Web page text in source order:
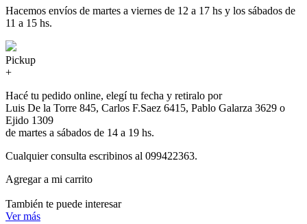
Hacemos envíos de martes a viernes de 12 a 17 hs y los sábados de
11 a 15 hs.
Pickup
+
Hacé tu pedido online, elegí tu fecha y retiralo por
Luis De la Torre 845, Carlos F.Saez 6415, Pablo Galarza 3629 o
Ejido 1309
de martes a sábados de 14 a 19 hs.
Cualquier consulta escribinos al 099422363.
Agregar a mi carrito
También te puede interesar
Ver más